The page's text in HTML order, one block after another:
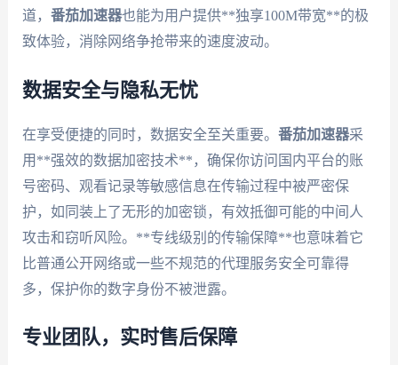
道， 番茄加速器也能为用户提供**独享100M带宽**的极
致体验，消除网络争抢带来的速度波动。
数据安全与隐私无忧
在享受便捷的同时，数据安全至关重要。 番茄加速器采
用**强效的数据加密技术**，确保你访问国内平台的账
号密码、观看记录等敏感信息在传输过程中被严密保
护，如同装上了无形的加密锁，有效抵御可能的中间人
攻击和窃听风险。**专线级别的传输保障**也意味着它
比普通公开网络或一些不规范的代理服务安全可靠得
多，保护你的数字身份不被泄露。
专业团队，实时售后保障